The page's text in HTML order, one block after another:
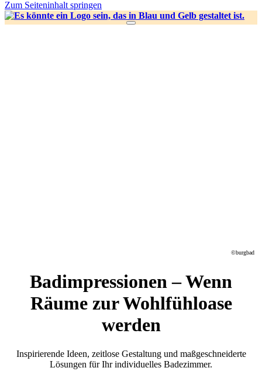
Zum Seiteninhalt springen
©burgbad
Badimpressionen – Wenn
Räume zur Wohlfühloase
werden
Inspirierende Ideen, zeitlose Gestaltung und maßgeschneiderte
Lösungen für Ihr individuelles Badezimmer.